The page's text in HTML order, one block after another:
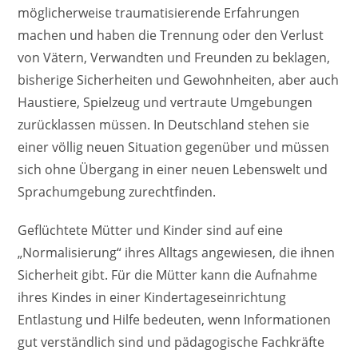
möglicherweise traumatisierende Erfahrungen
machen und haben die Trennung oder den Verlust
von Vätern, Verwandten und Freunden zu beklagen,
bisherige Sicherheiten und Gewohnheiten, aber auch
Haustiere, Spielzeug und vertraute Umgebungen
zurücklassen müssen. In Deutschland stehen sie
einer völlig neuen Situation gegenüber und müssen
sich ohne Übergang in einer neuen Lebenswelt und
Sprachumgebung zurechtfinden.
Geflüchtete Mütter und Kinder sind auf eine
„Normalisierung“ ihres Alltags angewiesen, die ihnen
Sicherheit gibt. Für die Mütter kann die Aufnahme
ihres Kindes in einer Kindertageseinrichtung
Entlastung und Hilfe bedeuten, wenn Informationen
gut verständlich sind und pädagogische Fachkräfte